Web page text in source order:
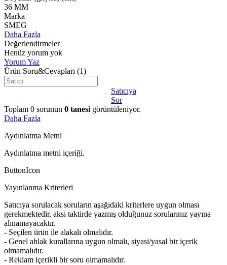
36 MM
Marka
SMEG
Daha Fazla
Değerlendirmeler
Henüz yorum yok
Yorum Yaz
Ürün Soru&Cevapları (1)
Satıcıya
Sor
Toplam 0 sorunun 0 tanesi görüntüleniyor.
Daha Fazla
Aydınlatma Metni
Aydınlatma metni içeriği.
ButtonIcon
Yayınlanma Kriterleri
Satıcıya sorulacak soruların aşağıdaki kriterlere uygun olması
gerekmektedir, aksi taktirde yazmış olduğunuz sorularınız yayına
alınamayacaktır.
- Seçilen ürün ile alakalı olmalıdır.
- Genel ahlak kurallarına uygun olmalı, siyasi/yasal bir içerik
olmamalıdır.
- Reklam içerikli bir soru olmamalıdır.